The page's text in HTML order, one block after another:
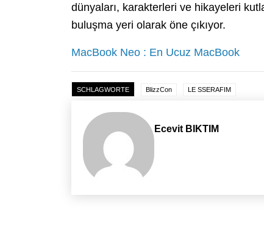
dünyaları, karakterleri ve hikayeleri
buluşma yeri olarak öne çıkıyor.
MacBook Neo : En Ucuz MacBook
SCHLAGWORTE BlizzCon LE SSERAFIM
Ecevit BIKTIM